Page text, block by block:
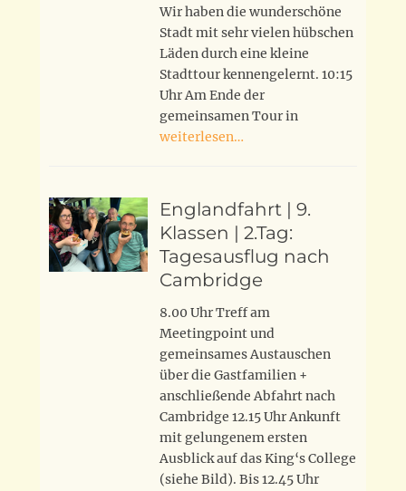
Wir haben die wunderschöne
Stadt mit sehr vielen hübschen
Läden durch eine kleine
Stadttour kennengelernt. 10:15
Uhr Am Ende der
gemeinsamen Tour in
weiterlesen…
Englandfahrt | 9.
Klassen | 2.Tag:
Tagesausflug nach
Cambridge
8.00 Uhr Treff am
Meetingpoint und
gemeinsames Austauschen
über die Gastfamilien +
anschließende Abfahrt nach
Cambridge 12.15 Uhr Ankunft
mit gelungenem ersten
Ausblick auf das King‘s College
(siehe Bild). Bis 12.45 Uhr